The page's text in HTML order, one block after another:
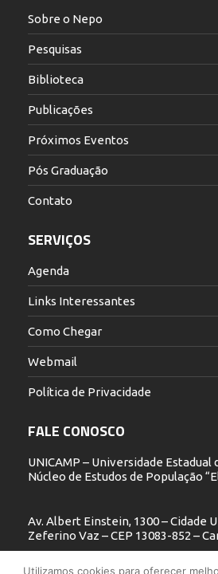
Sobre o Nepo
Pesquisas
Biblioteca
Publicações
Próximos Eventos
Pós Graduação
Contato
SERVIÇOS
Agenda
Links Interessantes
Como Chegar
Webmail
Política de Privacidade
FALE CONOSCO
UNICAMP – Universidade Estadual
Núcleo de Estudos de População
Av. Albert Einstein, 1300 – Cidade
Zeferino Vaz – CEP 13083-852 –
19 3521.5900
Utilizamos cookies para oferecer